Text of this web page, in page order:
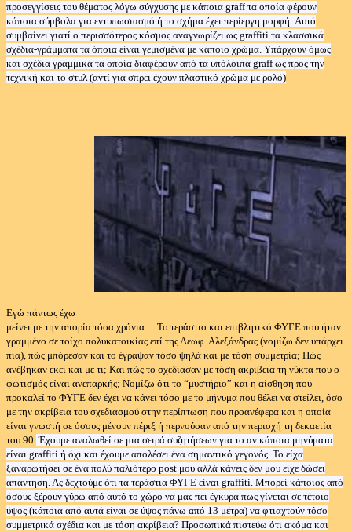
προσεγγίσεις του θέματος λόγω σύγχυσης με κάποια graff τα οποία φέρουν
κάποια σύμβολα για εντυπωσιασμό ή το σχήμα έχει περίεργη μορφή. Aυτό
συμβαίνει γιατί ο περισσότερος κόσμος αναγνωρίζει ως graffiti τα κλασσικά
σχέδια-γράμματα τα όποια είναι γεμισμένα με κάποιο χρώμα. Υπάρχουν όμως
και σχέδια γραμμικά τα οποία διαφέρουν από τα υπόλοιπα graff ως προς την
τεχνική και το στυλ (αντί για σπρει έχουν πλαστικό χρώμα με ρολό)
Εγώ πάντως έχω
μείνει με την απορία τόσα χρόνια… Το τεράστιο και επιβλητικό ΦΥΓΕ που ήταν
γραμμένο σε τοίχο πολυκατοικίας επί της Λεωφ. Αλεξάνδρας (νομίζω δεν υπάρχει
πια), πώς μπόρεσαν και το έγραψαν τόσο ψηλά και με τόση συμμετρία; Πώς
ανέβηκαν εκεί και με τι; Και πώς το σχεδίασαν με τόση ακρίβεια τη νύκτα που ο
φωτισμός είναι ανεπαρκής; Νομίζω ότι το “μυστήριο” και η αίσθηση που
προκαλεί το ΦΥΓΕ δεν έχει να κάνει τόσο με το μήνυμα που θέλει να στείλει, όσο
με την ακρίβεια του σχεδιασμού στην περίπτωση που προανέφερα και η οποία
είναι γνωστή σε όσους μένουν πέριξ ή περνούσαν από την περιοχή τη δεκαετία
του 90 Έχουμε αναλωθεί σε μια σειρά συζητήσεων για το αν κάποια μηνύματα
είναι graffiti ή όχι και έχουμε απολέσει ένα σημαντικό γεγονός. Το είχα
ξαναρωτήσει σε ένα πολύ παλιότερο post μου αλλά κάνεις δεν μου είχε δώσει
απάντηση. Ας δεχτούμε ότι τα τεράστια ΦΥΓΕ είναι graffiti. Μπορεί κάποιος από
όσους ξέρουν γύρω από αυτό το χώρο να μας πει έγκυρα πως γίνεται σε τέτοιο
ύψος (κάποια από αυτά είναι σε ύψος πάνω από 13 μέτρα) να φτιαχτούν τόσο
συμμετρικά σχέδια και με τόση ακρίβεια? Προσωπικά πιστεύω ότι ακόμα και